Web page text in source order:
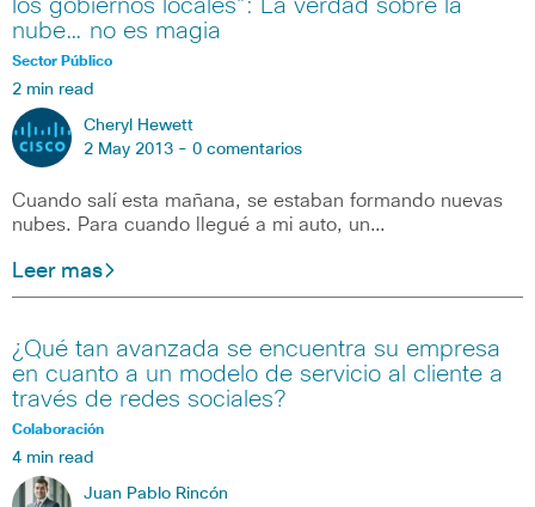
los gobiernos locales”: La verdad sobre la
nube… no es magia
Sector Público
2 min read
Cheryl Hewett
2 May 2013 - 0 comentarios
Cuando salí esta mañana, se estaban formando nuevas
nubes. Para cuando llegué a mi auto, un…
Leer mas
¿Qué tan avanzada se encuentra su empresa
en cuanto a un modelo de servicio al cliente a
través de redes sociales?
Colaboración
4 min read
Juan Pablo Rincón